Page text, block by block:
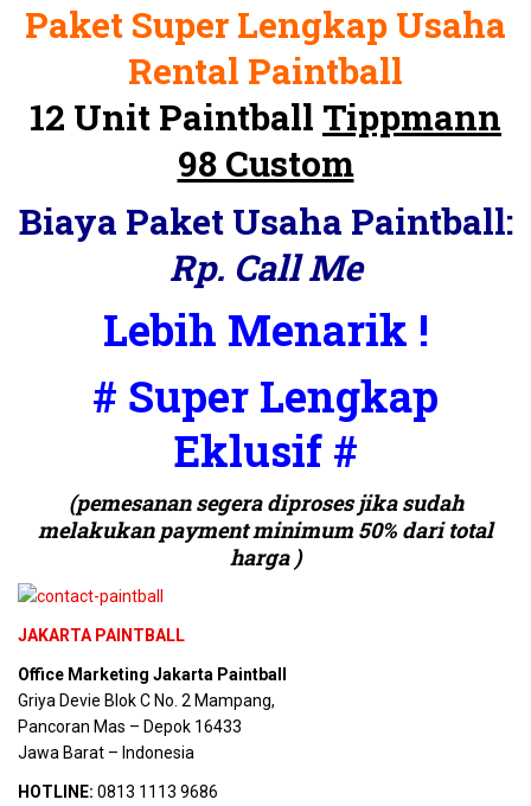
Paket Super Lengkap Usaha
Rental Paintball
12 Unit Paintball Tippmann
98 Custom
Biaya Paket Usaha Paintball:
Rp. Call Me
Lebih Menarik !
# Super Lengkap
Eklusif #
(pemesanan segera diproses jika sudah
melakukan payment minimum 50% dari total
harga )
JAKARTA PAINTBALL
Office Marketing Jakarta Paintball
Griya Devie Blok C No. 2 Mampang,
Pancoran Mas – Depok 16433
Jawa Barat – Indonesia
HOTLINE: 0813 1113 9686